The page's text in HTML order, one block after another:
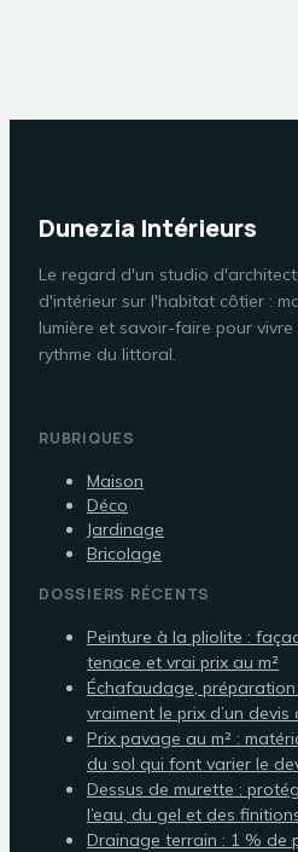
Dunezia Intérieurs
Le regard d'un studio
d'intérieur sur l'habitat côtier :
lumière et savoir-faire pour vivre
rythme du littoral.
RUBRIQUES
Maison
Déco
Jardinage
Bricolage
DOSSIERS RÉCENTS
Peinture à la pliolite :
tenace et vrai prix au m²
Échafaudage,
vraiment le prix d’un
Prix pavage au m² :
du sol qui font varier le
Dessus de murette :
l’eau, du gel et des
Drainage terrain : 1 % de